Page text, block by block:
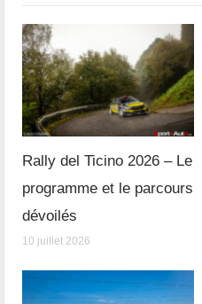
Rally del Ticino 2026 – Le
programme et le parcours
dévoilés
10 juillet 2026